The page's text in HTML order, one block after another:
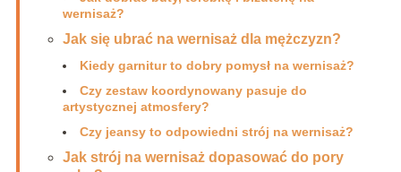
wernisaż?
Jak się ubrać na wernisaż dla mężczyzn?
Kiedy garnitur to dobry pomysł na wernisaż?
Czy zestaw koordynowany pasuje do
artystycznej atmosfery?
Czy jeansy to odpowiedni strój na wernisaż?
Jak strój na wernisaż dopasować do pory